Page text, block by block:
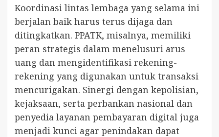
Koordinasi lintas lembaga yang selama ini
berjalan baik harus terus dijaga dan
ditingkatkan. PPATK, misalnya, memiliki
peran strategis dalam menelusuri arus
uang dan mengidentifikasi rekening-
rekening yang digunakan untuk transaksi
mencurigakan. Sinergi dengan kepolisian,
kejaksaan, serta perbankan nasional dan
penyedia layanan pembayaran digital juga
menjadi kunci agar penindakan dapat